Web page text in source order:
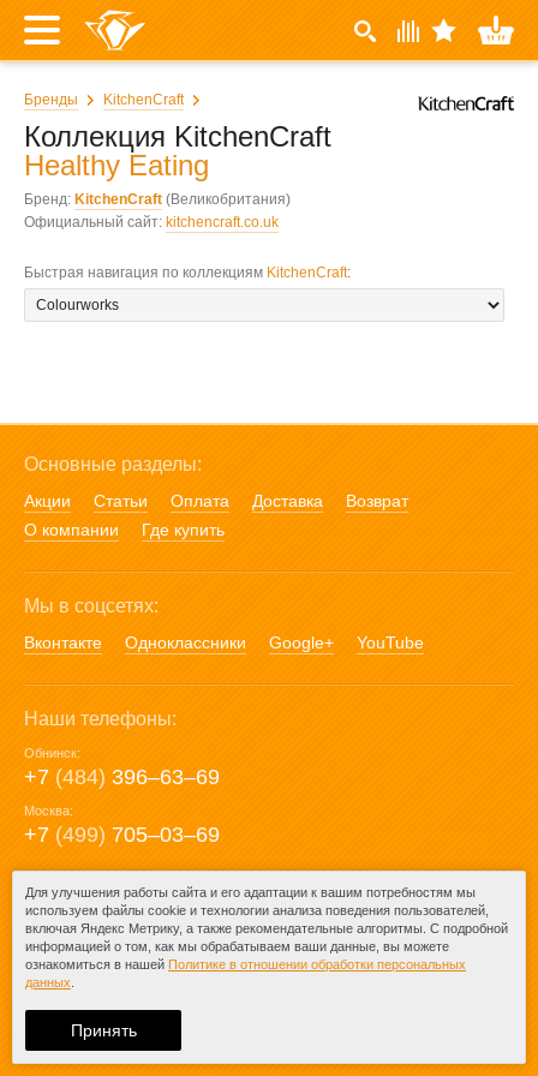
Бренды KitchenCraft
Коллекция KitchenCraft
Healthy Eating
Бренд: KitchenCraft (Великобритания)
Официальный сайт: kitchencraft.co.uk
Быстрая навигация по коллекциям KitchenCraft:
Основные разделы:
Акции Статьи Оплата Доставка
Возврат
О компании
Где купить
Мы в соцсетях:
Вконтакте Одноклассники Google+ YouTube
Наши телефоны:
Обнинск:
+7 (484) 396‒63‒69
Москва:
+7 (499) 705‒03‒69
E-mail:
mail@posuda40.ru
При любом копировании информации
ссылка на
Для улучшения работы сайта и его адаптации к вашим потребностям мы
используем файлы cookie и технологии анализа поведения пользователей,
включая Яндекс Метрику, а также рекомендательные алгоритмы. С подробной
информацией о том, как мы обрабатываем ваши данные, вы можете
ознакомиться в нашей Политике в отношении обработки персональных
данных
Принять